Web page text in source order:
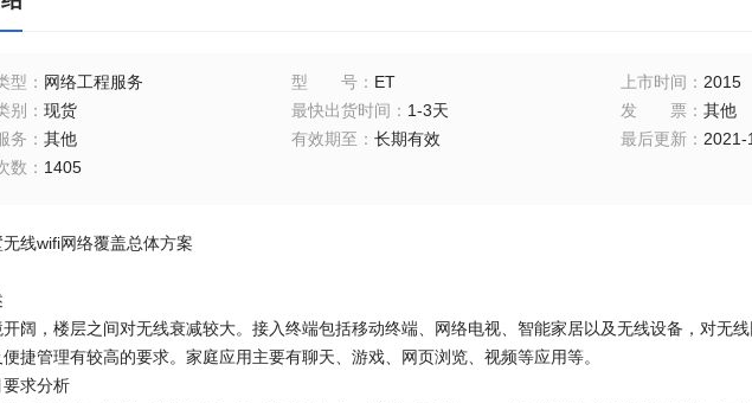
型 ： 网络工程服务 型号： ET 上市时间 ： 2015
别 ： 现货 最快出货时间 ： 1-3天 发票 ：其他
务 ： 其他 有效期至 ： 长期有效 最后更新 ： 2021-
数 ： 1405
线wifi网络覆盖总体方案
阔，楼层之间对无线衰减较大。接入终端包括移动终端、网络电视、智能家居以及无线设备，对无
捷管理有较高的要求。家庭应用主要有聊天、游戏、网页浏览、视频等应用等。
要求分析